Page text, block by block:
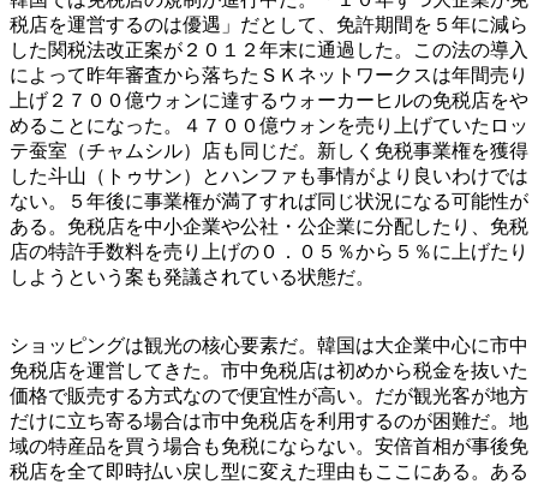
税店を運営するのは優遇」だとして、免許期間を５年に減ら
した関税法改正案が２０１２年末に通過した。この法の導入
によって昨年審査から落ちたＳＫネットワークスは年間売り
上げ２７００億ウォンに達するウォーカーヒルの免税店をや
めることになった。４７００億ウォンを売り上げていたロッ
テ蚕室（チャムシル）店も同じだ。新しく免税事業権を獲得
した斗山（トゥサン）とハンファも事情がより良いわけでは
ない。５年後に事業権が満了すれば同じ状況になる可能性が
ある。免税店を中小企業や公社・公企業に分配したり、免税
店の特許手数料を売り上げの０．０５％から５％に上げたり
しようという案も発議されている状態だ。
ショッピングは観光の核心要素だ。韓国は大企業中心に市中
免税店を運営してきた。市中免税店は初めから税金を抜いた
価格で販売する方式なので便宜性が高い。だが観光客が地方
だけに立ち寄る場合は市中免税店を利用するのが困難だ。地
域の特産品を買う場合も免税にならない。安倍首相が事後免
税店を全て即時払い戻し型に変えた理由もここにある。ある